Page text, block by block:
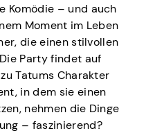
Komödie – und auch
Moment im Leben
die einen stilvollen
Party findet auf
Tatums Charakter
in dem sie einen
nehmen die Dinge
– faszinierend?